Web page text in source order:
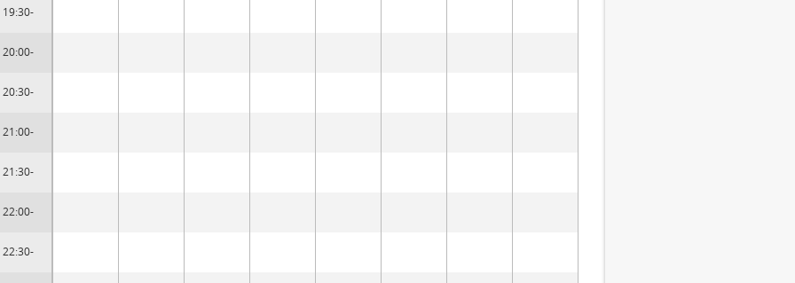
19:30-
20:00-
20:30-
21:00-
21:30-
22:00-
22:30-